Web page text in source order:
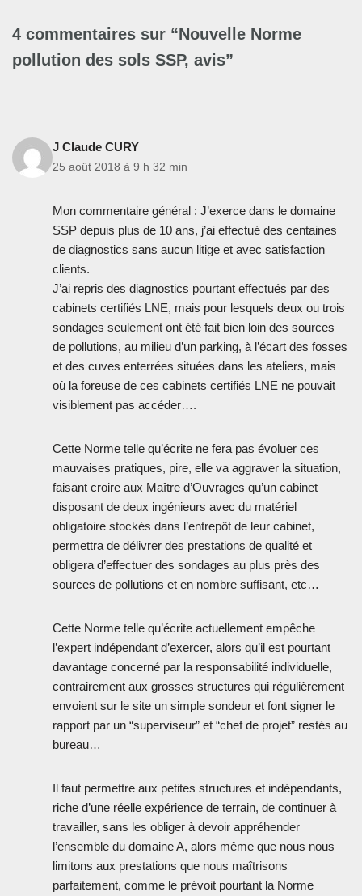
4 commentaires sur “Nouvelle Norme
pollution des sols SSP, avis”
J Claude CURY
25 août 2018 à 9 h 32 min
Mon commentaire général : J’exerce dans le domaine
SSP depuis plus de 10 ans, j’ai effectué des centaines
de diagnostics sans aucun litige et avec satisfaction
clients.
J’ai repris des diagnostics pourtant effectués par des
cabinets certifiés LNE, mais pour lesquels deux ou trois
sondages seulement ont été fait bien loin des sources
de pollutions, au milieu d’un parking, à l’écart des fosses
et des cuves enterrées situées dans les ateliers, mais
où la foreuse de ces cabinets certifiés LNE ne pouvait
visiblement pas accéder….
Cette Norme telle qu’écrite ne fera pas évoluer ces
mauvaises pratiques, pire, elle va aggraver la situation,
faisant croire aux Maître d’Ouvrages qu’un cabinet
disposant de deux ingénieurs avec du matériel
obligatoire stockés dans l’entrepôt de leur cabinet,
permettra de délivrer des prestations de qualité et
obligera d’effectuer des sondages au plus près des
sources de pollutions et en nombre suffisant, etc…
Cette Norme telle qu’écrite actuellement empêche
l’expert indépendant d’exercer, alors qu’il est pourtant
davantage concerné par la responsabilité individuelle,
contrairement aux grosses structures qui régulièrement
envoient sur le site un simple sondeur et font signer le
rapport par un “superviseur” et “chef de projet” restés au
bureau…
Il faut permettre aux petites structures et indépendants,
riche d’une réelle expérience de terrain, de continuer à
travailler, sans les obliger à devoir appréhender
l’ensemble du domaine A, alors même que nous nous
limitons aux prestations que nous maîtrisons
parfaitement, comme le prévoit pourtant la Norme